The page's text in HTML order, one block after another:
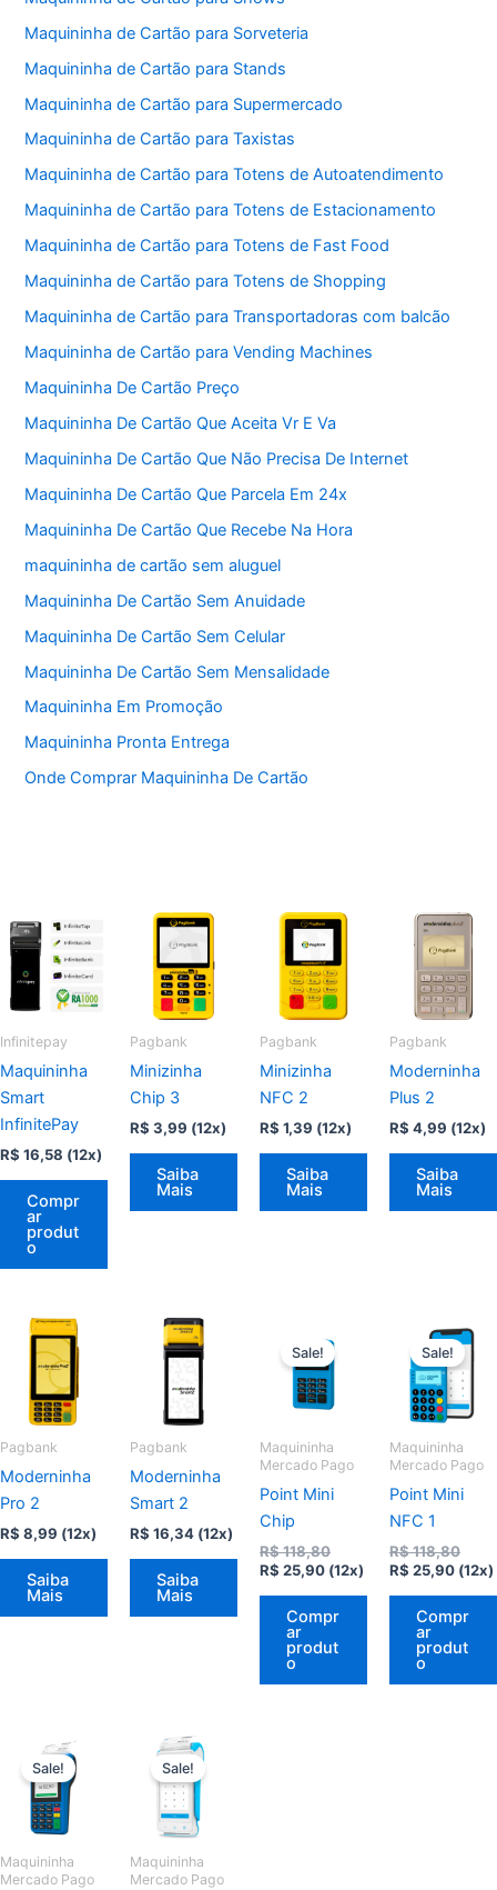
Maquininha de Cartão para Sorveteria
Maquininha de Cartão para Stands
Maquininha de Cartão para Supermercado
Maquininha de Cartão para Taxistas
Maquininha de Cartão para Totens de Autoatendimento
Maquininha de Cartão para Totens de Estacionamento
Maquininha de Cartão para Totens de Fast Food
Maquininha de Cartão para Totens de Shopping
Maquininha de Cartão para Transportadoras com balcão
Maquininha de Cartão para Vending Machines
Maquininha De Cartão Preço
Maquininha De Cartão Que Aceita Vr E Va
Maquininha De Cartão Que Não Precisa De Internet
Maquininha De Cartão Que Parcela Em 24x
Maquininha De Cartão Que Recebe Na Hora
maquininha de cartão sem aluguel
Maquininha De Cartão Sem Anuidade
Maquininha De Cartão Sem Celular
Maquininha De Cartão Sem Mensalidade
Maquininha Em Promoção
Maquininha Pronta Entrega
Onde Comprar Maquininha De Cartão
Infinitepay
Maquininha
Smart
InfinitePay
R$ 16,58 (12x)
Compr
ar
produt
o
Pagbank
Minizinha
Chip 3
R$ 3,99 (12x)
Saiba
Mais
Pagbank
Minizinha
NFC 2
R$ 1,39 (12x)
Saiba
Mais
Pagbank
Moderninha
Plus 2
R$ 4,99 (12x)
Saiba
Mais
Pagbank
Moderninha
Pro 2
R$ 8,99 (12x)
Saiba
Mais
Pagbank
Moderninha
Smart 2
R$ 16,34 (12x)
Saiba
Mais
Sale!
Maquininha
Mercado Pago
Point Mini
Chip
R$118,80O
preço
R$ 118,80.
R$ 25,90O
é:
R$ 25,90.
(12x)
Compr
ar
produt
o
Sale!
Maquininha
Mercado Pago
Point Mini
NFC 1
R$118,80O
R$
R$ 25,90O
é:
R$
(12x)
Compr
ar
produt
o
Sale!
Maquininha
Mercado Pago
Sale!
Maquininha
Mercado Pago